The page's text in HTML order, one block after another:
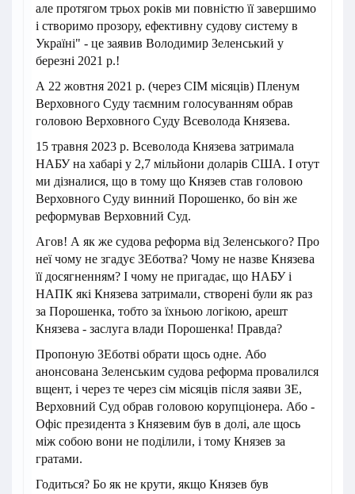
але протягом трьох років ми повністю її завершимо
і створимо прозору, ефективну судову систему в
Україні" - це заявив Володимир Зеленський у
березні 2021 р.!
А 22 жовтня 2021 р. (через СІМ місяців) Пленум
Верховного Суду таємним голосуванням обрав
головою Верховного Суду Всеволода Князева.
15 травня 2023 р. Всеволода Князева затримала
НАБУ на хабарі у 2,7 мільйони доларів США. І отут
ми дізналися, що в тому що Князев став головою
Верховного Суду винний Порошенко, бо він же
реформував Верховний Суд.
Агов! А як же судова реформа від Зеленського? Про
неї чому не згадує ЗЕботва? Чому не назве Князева
її досягненням? І чому не пригадає, що НАБУ і
НАПК які Князева затримали, створені були як раз
за Порошенка, тобто за їхньою логікою, арешт
Князева - заслуга влади Порошенка! Правда?
Пропоную ЗЕботві обрати щось одне. Або
анонсована Зеленським судова реформа провалился
вщент, і через те через сім місяців після заяви ЗЕ,
Верховний Суд обрав головою корупціонера. Або -
Офіс президента з Князевим був в долі, але щось
між собою вони не поділили, і тому Князев за
гратами.
Годиться? Бо як не крути, якщо Князев був